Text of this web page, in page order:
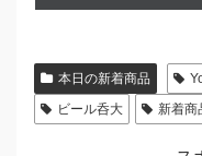
on
(
i
t
t
e
本日の新着商品
ビール呑大
新着商